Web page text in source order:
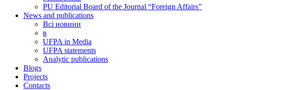
PU Editorial Board of the Journal “Foreign Affairs”
News and publications
Всі новини
в
UFPA in Media
UFPA statements
Analytic publications
Blogs
Projects
Contacts